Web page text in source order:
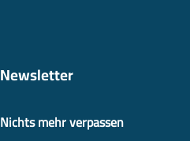
Newsletter
Nichts mehr verpassen